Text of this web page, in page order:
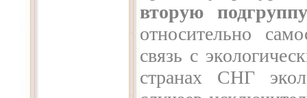
вторую
относительно
связь с
странах СНГ